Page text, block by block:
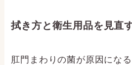
拭き方と衛生用品を見直
肛門まわりの菌が原因にな